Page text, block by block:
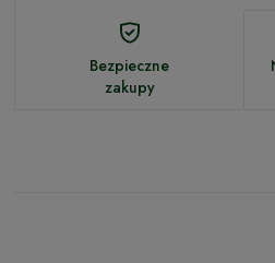
Bezpieczne
zakupy